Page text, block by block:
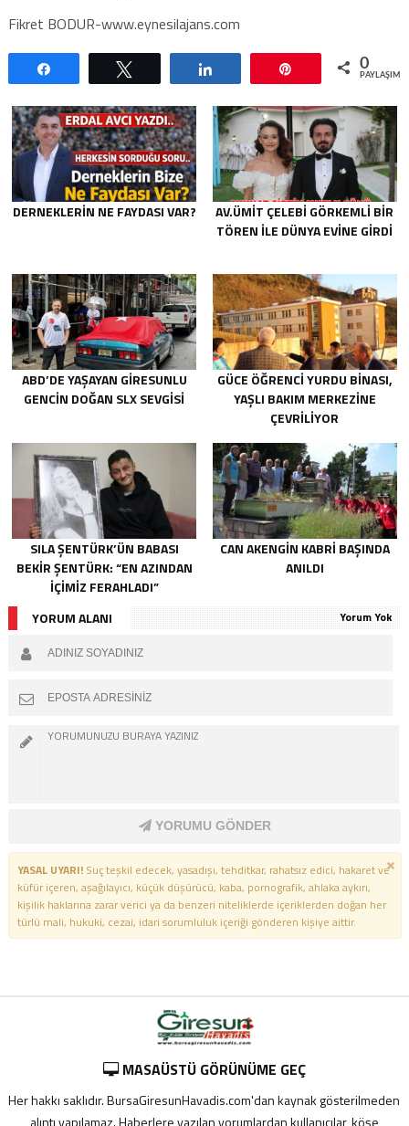
Fikret BODUR-www.eynesilajans.com
0
DERNEKLERIN NE FAYDASI VAR?
AV.ÜMIT ÇELEBI GÖRKEMLI BIR
TÖREN ILE DÜNYA EVINE GIRDI
ABD’DE YAŞAYAN GIRESUNLU
GENCIN DOĞAN SLX SEVGISI
GÜCE ÖĞRENCI YURDU BINASI,
YAŞLI BAKIM MERKEZINE
ÇEVRILIYOR
SILA ŞENTÜRK’ÜN BABASI
BEKIR ŞENTÜRK: “EN AZINDAN
IÇIMIZ FERAHLADI”
CAN AKENGIN KABRI BAŞINDA
ANILDI
YORUM ALANI Yorum Yok
YORUMU GÖNDER
YASAL UYARI!Suç teşkil edecek, yasadışı, tehditkar, rahatsız edici, hakaret ve
küfür içeren, aşağılayıcı, küçük düşürücü, kaba, pornografik, ahlaka aykırı,
kişilik haklarına zarar verici ya da benzeri niteliklerde içeriklerden doğan her
türlü mali, hukuki, cezai, idari sorumluluk içeriği gönderen kişiye aittir.
MASAÜSTÜ GÖRÜNÜME GEÇ
Her hakkı saklıdır. BursaGiresunHavadis.com'dan kaynak gösterilmeden
alıntı yapılamaz. Haberlere yazılan yorumlardan kullanıcılar, köşe